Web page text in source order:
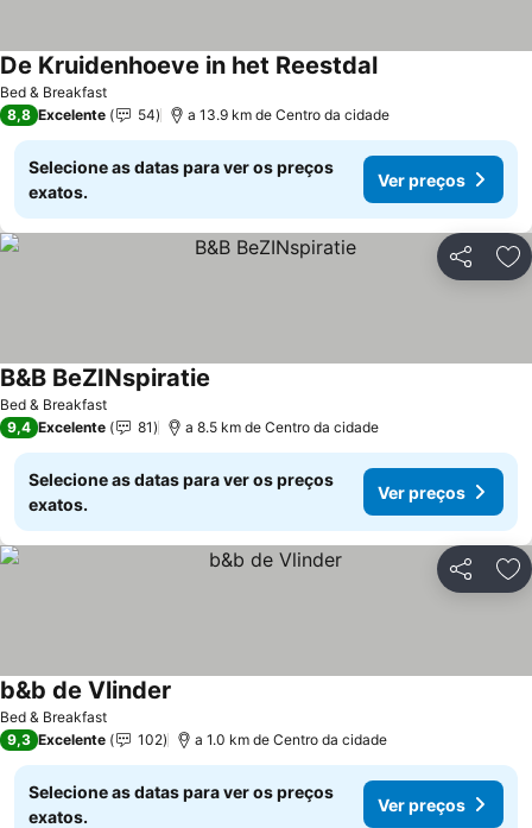
Bed & Breakfast
De Kruidenhoeve in het Reestdal
8,8 Excelente 54 a 13.9 km de Centro da cidade
Selecione as datas para ver os preços
exatos.
Ver preços
Partilhar
Bed & Breakfast
B&B BeZINspiratie
9,4 Excelente 81 a 8.5 km de Centro da cidade
Selecione as datas para ver os preços
exatos.
Ver preços
Partilhar
Bed & Breakfast
b&b de Vlinder
9,3 Excelente 102 a 1.0 km de Centro da cidade
Selecione as datas para ver os preços
exatos.
Ver preços